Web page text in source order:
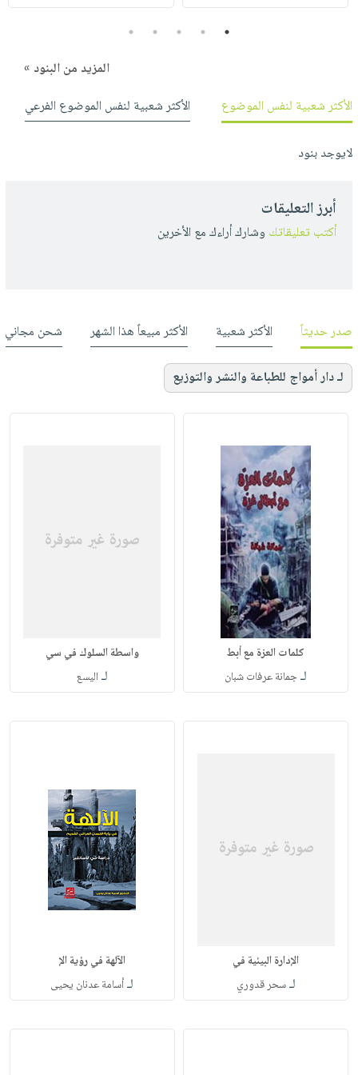
1
2
3
4
5
المزيد من البنود »
الأكثر شعبية لنفس الموضوع
الأكثر شعبية لنفس الموضوع الفرعي
لايوجد بنود
أبرز التعليقات
أكتب تعليقاتك وشارك أراءك مع الأخرين
صدر حديثاً الأكثر شعبية الأكثر مبيعاً هذا الشهر شحن مجاني
لـ دار أمواج للطباعة والنشر والتوزيع
كلمات العزة مع أبط
لـجمانة عرفات شبان
واسطة السلوك في سي
لـ اليسع
الإدارة البيئية في
لـسحر قدوري
الآلهة في رؤية الإ
لـأسامة عدنان يحيى